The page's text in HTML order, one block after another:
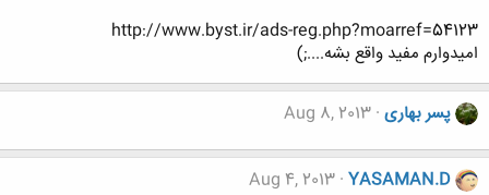
http://www.byst.ir/ads-reg.php?moarref=54123
امیدوارم مفید واقع بشه....;)
پسر بهاری Aug 8, 2013
YASAMAN.D
Aug 4, 2013